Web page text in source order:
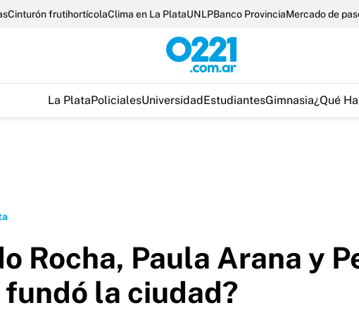
Cinturón frutihortícolaClima en La PlataUNLPBanco ProvinciaMercado de
La PlataPolicialesUniversidadEstudiantesGimnasia¿Qué
Rocha, Paula Arana y
la ciudad?